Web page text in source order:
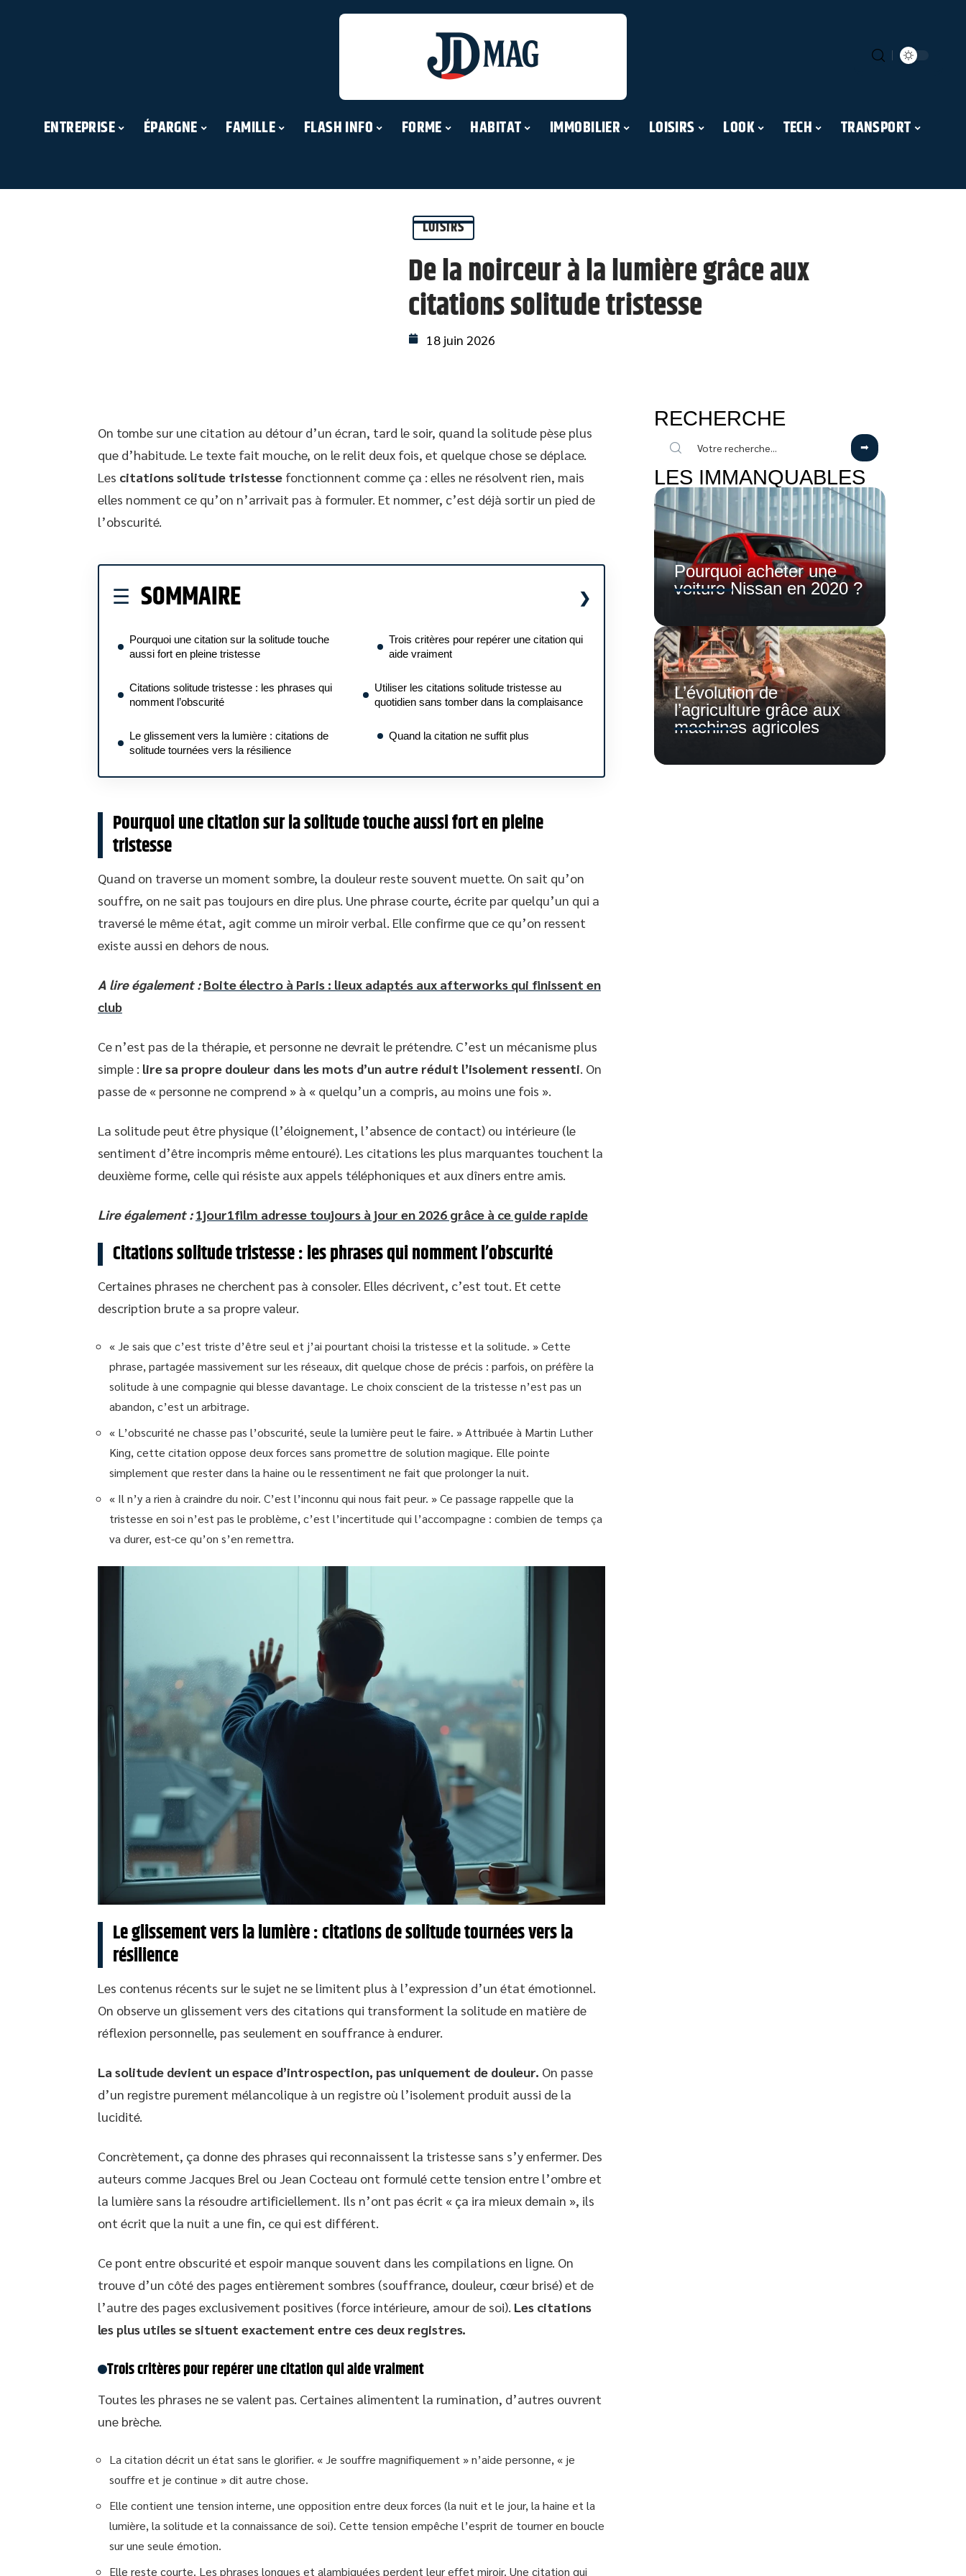
ENTREPRISE ÉPARGNE FAMILLE FLASH INFO FORME HABITAT IMMOBILIER LOISIRS LOOK TECH TRANSPORT
LOISIRS
De la noirceur à la lumière grâce aux
citations solitude tristesse
18 juin 2026
On tombe sur une citation au détour d’un écran, tard le soir, quand la solitude pèse plus
que d’habitude. Le texte fait mouche, on le relit deux fois, et quelque chose se déplace.
Les citations solitude tristesse fonctionnent comme ça : elles ne résolvent rien, mais
elles nomment ce qu’on n’arrivait pas à formuler. Et nommer, c’est déjà sortir un pied de
l’obscurité.
SOMMAIRE
Pourquoi une citation sur la solitude touche
aussi fort en pleine tristesse
Citations solitude tristesse : les phrases qui
nomment l’obscurité
Le glissement vers la lumière : citations de
solitude tournées vers la résilience
Trois critères pour repérer une citation qui
aide vraiment
Utiliser les citations solitude tristesse au
quotidien sans tomber dans la complaisance
Quand la citation ne suffit plus
Pourquoi une citation sur la solitude touche aussi fort en pleine
tristesse
Quand on traverse un moment sombre, la douleur reste souvent muette. On sait qu’on
souffre, on ne sait pas toujours en dire plus. Une phrase courte, écrite par quelqu’un qui a
traversé le même état, agit comme un miroir verbal. Elle confirme que ce qu’on ressent
existe aussi en dehors de nous.
A lire également : Boite électro à Paris : lieux adaptés aux afterworks qui finissent en
club
Ce n’est pas de la thérapie, et personne ne devrait le prétendre. C’est un mécanisme plus
simple : lire sa propre douleur dans les mots d’un autre réduit l’isolement ressenti. On
passe de « personne ne comprend » à « quelqu’un a compris, au moins une fois ».
La solitude peut être physique (l’éloignement, l’absence de contact) ou intérieure (le
sentiment d’être incompris même entouré). Les citations les plus marquantes touchent la
deuxième forme, celle qui résiste aux appels téléphoniques et aux dîners entre amis.
Lire également : 1jour1film adresse toujours à jour en 2026 grâce à ce guide rapide
Citations solitude tristesse : les phrases qui nomment l’obscurité
Certaines phrases ne cherchent pas à consoler. Elles décrivent, c’est tout. Et cette
description brute a sa propre valeur.
« Je sais que c’est triste d’être seul et j’ai pourtant choisi la tristesse et la solitude. » Cette
phrase, partagée massivement sur les réseaux, dit quelque chose de précis : parfois, on préfère la
solitude à une compagnie qui blesse davantage. Le choix conscient de la tristesse n’est pas un
abandon, c’est un arbitrage.
« L’obscurité ne chasse pas l’obscurité, seule la lumière peut le faire. » Attribuée à Martin Luther
King, cette citation oppose deux forces sans promettre de solution magique. Elle pointe
simplement que rester dans la haine ou le ressentiment ne fait que prolonger la nuit.
« Il n’y a rien à craindre du noir. C’est l’inconnu qui nous fait peur. » Ce passage rappelle que la
tristesse en soi n’est pas le problème, c’est l’incertitude qui l’accompagne : combien de temps ça
va durer, est-ce qu’on s’en remettra.
Le glissement vers la lumière : citations de solitude tournées vers la
résilience
Les contenus récents sur le sujet ne se limitent plus à l’expression d’un état émotionnel.
On observe un glissement vers des citations qui transforment la solitude en matière de
réflexion personnelle, pas seulement en souffrance à endurer.
La solitude devient un espace d’introspection, pas uniquement de douleur. On passe
d’un registre purement mélancolique à un registre où l’isolement produit aussi de la
lucidité.
Concrètement, ça donne des phrases qui reconnaissent la tristesse sans s’y enfermer. Des
auteurs comme Jacques Brel ou Jean Cocteau ont formulé cette tension entre l’ombre et
la lumière sans la résoudre artificiellement. Ils n’ont pas écrit « ça ira mieux demain », ils
ont écrit que la nuit a une fin, ce qui est différent.
Ce pont entre obscurité et espoir manque souvent dans les compilations en ligne. On
trouve d’un côté des pages entièrement sombres (souffrance, douleur, cœur brisé) et de
l’autre des pages exclusivement positives (force intérieure, amour de soi). Les citations
les plus utiles se situent exactement entre ces deux registres.
Trois critères pour repérer une citation qui aide vraiment
Toutes les phrases ne se valent pas. Certaines alimentent la rumination, d’autres ouvrent
une brèche.
La citation décrit un état sans le glorifier. « Je souffre magnifiquement » n’aide personne, « je
souffre et je continue » dit autre chose.
Elle contient une tension interne, une opposition entre deux forces (la nuit et le jour, la haine et la
lumière, la solitude et la connaissance de soi). Cette tension empêche l’esprit de tourner en boucle
sur une seule émotion.
Elle reste courte. Les phrases longues et alambiquées perdent leur effet miroir. Une citation qui
RECHERCHE
LES IMMANQUABLES
Pourquoi acheter une
voiture Nissan en 2020 ?
L’évolution de
l’agriculture grâce aux
machines agricoles